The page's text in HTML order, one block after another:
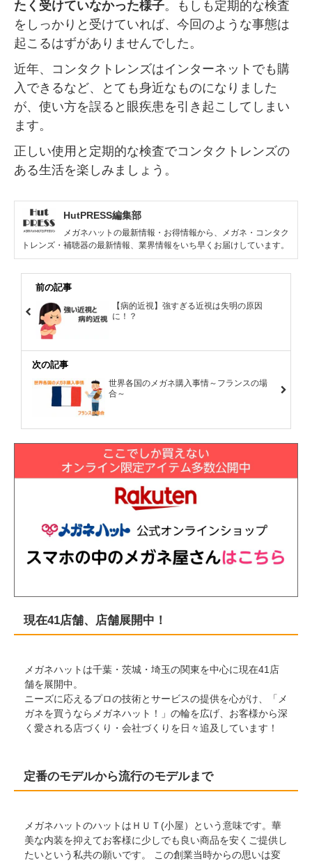
たく受けていなかった様子。もしも定期的な検査
をしっかりと受けていれば、今回のような事態は
起こるはずがありませんでした。
近年、コンタクトレンズはインターネットでも購
入できるなど、とても身近なものになりました
が、使い方を誤ると眼疾患を引き起こしてしまい
ます。
正しい使用と定期的な検査でコンタクトレンズの
ある生活を楽しみましょう。
HutPRESS編集部
メガネハットの最新情報・お得情報から、メガネ・コンタク
トレンズ・補聴器の最新情報、業界情報をいち早くお届けしています。
前の記事
【病的近視】強すぎる近視は失明の原因
に！？
次の記事
世界各国のメガネ購入事情～フランスの場
合～
現在41店舗、店舗展開中！
メガネハットは千葉・茨城・埼玉の関東を中心に現在41店
舗を展開中。
ニーズに応えるプロの技術とサービスの提供を心がけ、「メ
ガネを買うならメガネハット！」の輪を広げ、お客様から深
く愛される店づくり・会社づくりを日々追及しています！
定番のモデルから流行のモデルまで
メガネハットのハットはＨＵＴ(小屋）という意味です。華
美な内装を抑えてお客様に少しでも良い商品を安くご提供し
たいという私共の願いです。 この創業当時からの思いは変